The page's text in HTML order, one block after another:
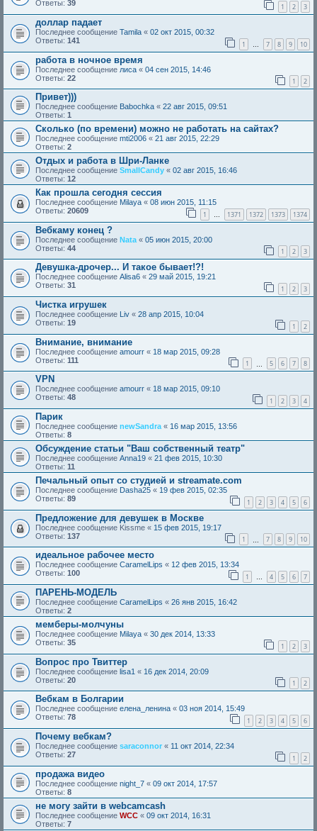
Ответы: 39 1 2 3
доллар падает
Последнее сообщение Tamila « 02 окт 2015, 00:32
Ответы: 141 1 7 8 9 10
работа в ночное время
Последнее сообщение лиса « 04 сен 2015, 14:46
Ответы: 22 1 2
Привет)))
Последнее сообщение Babochka « 22 авг 2015, 09:51
Ответы: 1
Сколько (по времени) можно не работать на сайтах?
Последнее сообщение mti2006 « 21 авг 2015, 22:29
Ответы: 2
Отдых и работа в Шри-Ланке
Последнее сообщение SmallCandy « 02 авг 2015, 16:46
Ответы: 12
Как прошла сегодня сессия
Последнее сообщение Milaya « 08 июн 2015, 11:15
Ответы: 20609 1 … 1371 1372 1373 1374
Вебкаму конец ?
Последнее сообщение Nata « 05 июн 2015, 20:00
Ответы: 44 1 2 3
Девушка-дрочер... И такое бывает!?!
Последнее сообщение Alisa6 « 29 май 2015, 19:21
Ответы: 31 1 2 3
Чистка игрушек
Последнее сообщение Liv « 28 апр 2015, 10:04
Ответы: 19 1 2
Внимание, внимание
Последнее сообщение amourr « 18 мар 2015, 09:28
Ответы: 111 1 5 6 7 8
VPN
Последнее сообщение amourr « 18 мар 2015, 09:10
Ответы: 48 1 2 3 4
Парик
Последнее сообщение newSandra « 16 мар 2015, 13:56
Ответы: 8
Обсуждение статьи "Ваш собственный театр"
Последнее сообщение Anna19 « 21 фев 2015, 10:30
Ответы: 11
Печальный опыт со студией и streamate.com
Последнее сообщение Dasha25 « 19 фев 2015, 02:35
Ответы: 89 1 2 3 4 5 6
Предложение для девушек в Москве
Последнее сообщение Kissme « 15 фев 2015, 19:17
Ответы: 137 1 7 8 9 10
идеальное рабочее место
Последнее сообщение CaramelLips « 12 фев 2015, 13:34
Ответы: 100 1 … 4 5 6 7
ПАРЕНЬ-МОДЕЛЬ
Последнее сообщение CaramelLips « 26 янв 2015, 16:42
Ответы: 2
мемберы-молчуны
Последнее сообщение Milaya « 30 дек 2014, 13:33
Ответы: 35 1 2 3
Вопрос про Твиттер
Последнее сообщение lisa1 « 16 дек 2014, 20:09
Ответы: 20 1 2
Вебкам в Болгарии
Последнее сообщение елена_ленина « 03 ноя 2014, 15:49
Ответы: 78 1 2 3 4 5 6
Почему вебкам?
Последнее сообщение saraconnor « 11 окт 2014, 22:34
Ответы: 27 1 2
продажа видео
Последнее сообщение night_7 « 09 окт 2014, 17:57
Ответы: 8
не могу зайти в webcamcash
Последнее сообщение WCC « 09 окт 2014, 16:31
Ответы: 7